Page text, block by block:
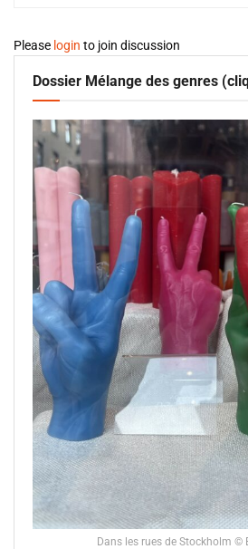
Please login to join discussion
Dossier Mélange des genres
Dans les rues de Stockholm ©